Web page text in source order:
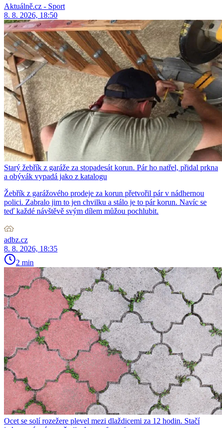
Aktuálně.cz - Sport
8. 8. 2026, 18:50
Starý žebřík z garáže za stopadesát korun. Pár ho natřel, přidal prkna
a obývák vypadá jako z katalogu
Žebřík z garážového prodeje za korun přetvořil pár v nádhernou
polici. Zabralo jim to jen chvilku a stálo je to pár korun. Navíc se
teď každé návštěvě svým dílem můžou pochlubit.
adbz.cz
8. 8. 2026, 18:35
2 min
Ocet se solí rozežere plevel mezi dlaždicemi za 12 hodin. Stačí